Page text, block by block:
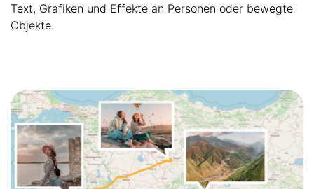
Text, Grafiken und Effekte an Personen oder bewegte
Objekte.